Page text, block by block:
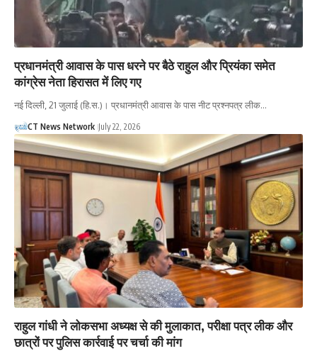
प्रधानमंत्री आवास के पास धरने पर बैठे राहुल और प्रियंका समेत
कांग्रेस नेता हिरासत में लिए गए
नई दिल्ली, 21 जुलाई (हि.स.)। प्रधानमंत्री आवास के पास नीट प्रश्नपत्र लीक…
CT News Network July 22, 2026
राहुल गांधी ने लोकसभा अध्यक्ष से की मुलाकात, परीक्षा पत्र लीक और
छात्रों पर पुलिस कार्रवाई पर चर्चा की मांग